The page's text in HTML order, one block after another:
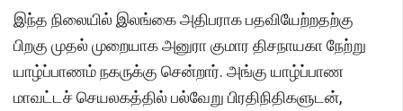
இந்த நிலையில் இலங்கை அதிபராக பதவியேற்றதற்கு
பிறகு முதல் முறையாக அனுரா குமார திசநாயகா நேற்று
யாழ்ப்பாணம் நகருக்கு சென்றார். அங்கு யாழ்ப்பாண
மாவட்டச் செயலகத்தில் பல்வேறு பிரதிநிதிகளுடன்,